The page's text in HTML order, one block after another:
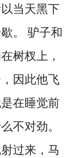
当天黑下
。
驴子和
树杈上，
因此他飞
在睡觉前
不对劲。
过来， 马